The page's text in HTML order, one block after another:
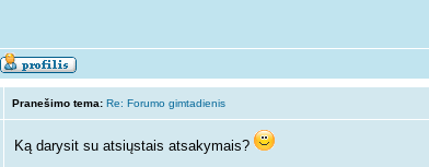
Pranešimo tema: Re: Forumo gimtadienis
Ką darysit su atsiųstais atsakymais?